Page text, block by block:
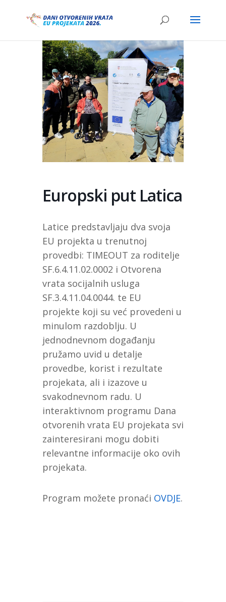
Europski put Latica
Latice predstavljaju dva svoja
EU projekta u trenutnoj
provedbi: TIMEOUT za roditelje
SF.6.4.11.02.0002 i Otvorena
vrata socijalnih usluga
SF.3.4.11.04.0044. te EU
projekte koji su već provedeni u
minulom razdoblju. U
jednodnevnom događanju
pružamo uvid u detalje
provedbe, korist i rezultate
projekata, ali i izazove u
svakodnevnom radu. U
interaktivnom programu Dana
otvorenih vrata EU projekata svi
zainteresirani mogu dobiti
relevantne informacije oko ovih
projekata.
Program možete pronaći OVDJE.